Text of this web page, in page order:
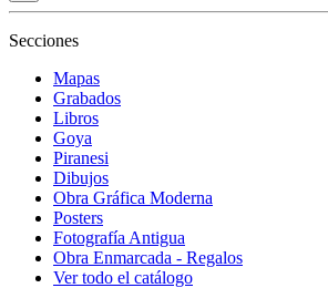
Secciones
Mapas
Grabados
Libros
Goya
Piranesi
Dibujos
Obra Gráfica Moderna
Posters
Fotografía Antigua
Obra Enmarcada - Regalos
Ver todo el catálogo